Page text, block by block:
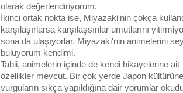
olarak değerlendiriyorum.
İkinci ortak nokta ise, Miyazaki'nin çokça
karşılaşırlarsa karşılaşsınlar umutlarını
sona da ulaşıyorlar. Miyazaki'nin animelerini
buluyorum kendimi.
Tabii, animelerin içinde de kendi hikayelerine ait
özellikler mevcut. Bir çok yerde Japon
vurguların sıkça yapıldığına dair yorumlar